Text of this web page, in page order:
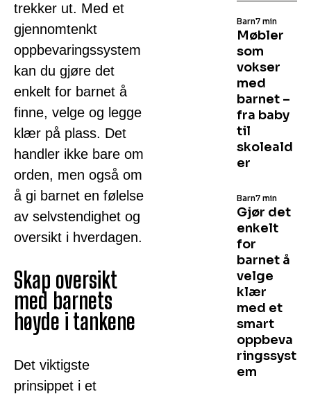
trekker ut. Med et
gjennomtenkt
oppbevaringssystem
kan du gjøre det
enkelt for barnet å
finne, velge og legge
klær på plass. Det
handler ikke bare om
orden, men også om
å gi barnet en følelse
av selvstendighet og
oversikt i hverdagen.
Skap oversikt
med barnets
høyde i tankene
Det viktigste
prinsippet i et
Møbler
som
vokser
med
barnet –
fra baby
til
skoleald
er
Barn7 min
Gjør det
enkelt
for
barnet å
velge
klær
med et
smart
oppbeva
ringssyst
em
Barn7 min